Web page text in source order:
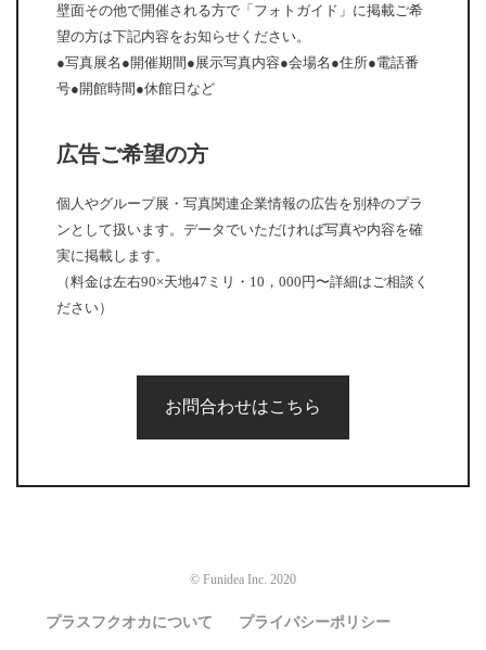
壁面その他で開催される方で「フォトガイド」に掲載ご希
望の方は下記内容をお知らせください。
●写真展名●開催期間●展示写真内容●会場名●住所●電話番
号●開館時間●休館日など
広告ご希望の方
個人やグループ展・写真関連企業情報の広告を別枠のプラ
ンとして扱います。データでいただければ写真や内容を確
実に掲載します。
（料金は左右90×天地47ミリ・10，000円〜詳細はご相談く
ださい）
お問合わせはこちら
© Funidea Inc. 2020
プラスフクオカについて プライバシーポリシー